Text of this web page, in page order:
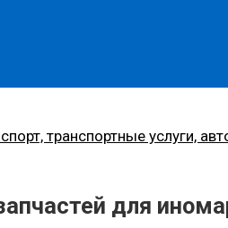
транспортные услуги,
для